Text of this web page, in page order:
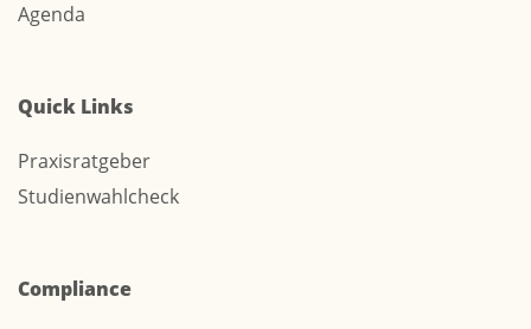
Agenda
Quick Links
Praxisratgeber
Studienwahlcheck
Compliance